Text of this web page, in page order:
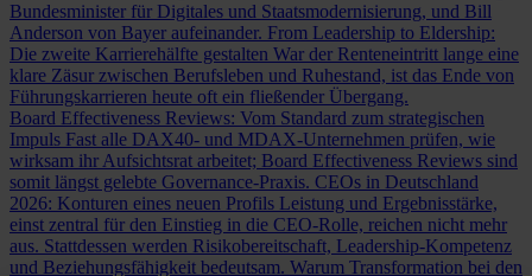
Bundesminister für Digitales und Staatsmodernisierung, und Bill
Anderson von Bayer aufeinander. From Leadership to Eldership:
Die zweite Karrierehälfte gestalten War der Renteneintritt lange eine
klare Zäsur zwischen Berufsleben und Ruhestand, ist das Ende von
Führungskarrieren heute oft ein fließender Übergang.
Board Effectiveness Reviews: Vom Standard zum strategischen
Impuls Fast alle DAX40- und MDAX-Unternehmen prüfen, wie
wirksam ihr Aufsichtsrat arbeitet; Board Effectiveness Reviews sind
somit längst gelebte Governance-Praxis. CEOs in Deutschland
2026: Konturen eines neuen Profils Leistung und Ergebnisstärke,
einst zentral für den Einstieg in die CEO-Rolle, reichen nicht mehr
aus. Stattdessen werden Risikobereitschaft, Leadership-Kompetenz
und Beziehungsfähigkeit bedeutsam. Warum Transformation bei den